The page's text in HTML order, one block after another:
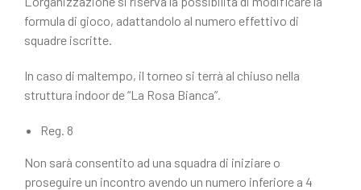
formula di gioco, adattandolo al numero effettivo di
squadre iscritte.
In caso di maltempo, il torneo si terrà al chiuso nella
struttura indoor de “La Rosa Bianca”.
Reg. 8
Non sarà consentito ad una squadra di iniziare o
proseguire un incontro avendo un numero inferiore a 4